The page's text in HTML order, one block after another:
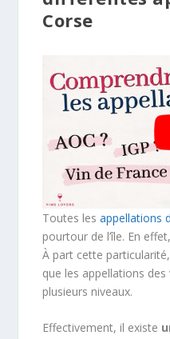
Corse
Toutes lesappellations
pourtour de l’île. En
À part cette
que les appellations
plusieurs niveaux.
Effectivement, il existe